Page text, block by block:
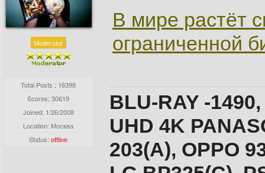
Moderator
Total Posts : 16398
Scores: 30619
Joined: 1/26/2008
Location: Москва
Status:offline
В мире растёт
ограниченной
BLU-RAY -
UHD 4K
203(A), ОPPO